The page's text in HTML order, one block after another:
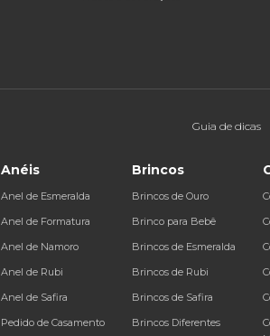
Guia de dicas
Anéis
Anel de Esmeralda
Anel de Formatura
Anel de Namoro
Anel de Rubi
Anel de Safira
Pedido de Casamento
Brincos
Brincos de Ouro
Brinco para Bebê
Brincos de Esmeralda
Brincos de Rubi
Brincos de Safira
Brincos Diferentes